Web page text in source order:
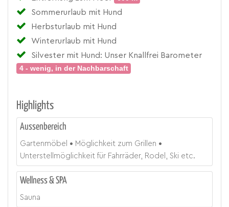
Sommerurlaub mit Hund
Herbsturlaub mit Hund
Winterurlaub mit Hund
Silvester mit Hund: Unser Knallfrei Barometer
4 - wenig, in der Nachbarschaft
Highlights
Aussenbereich
Gartenmöbel
Möglichkeit zum Grillen
Unterstellmöglichkeit für Fahrräder, Rodel, Ski etc.
Wellness & SPA
Sauna